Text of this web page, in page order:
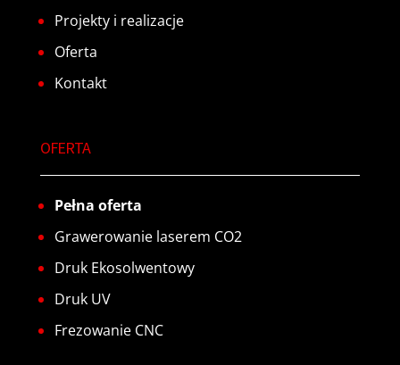
Projekty i realizacje
Oferta
Kontakt
OFERTA
Pełna oferta
Grawerowanie laserem CO2
Druk Ekosolwentowy
Druk UV
Frezowanie CNC